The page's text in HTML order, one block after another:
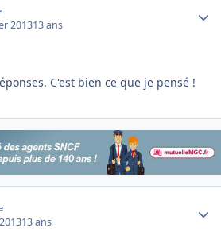
201313 ans
C'est bien ce que je pensé !
13 ans